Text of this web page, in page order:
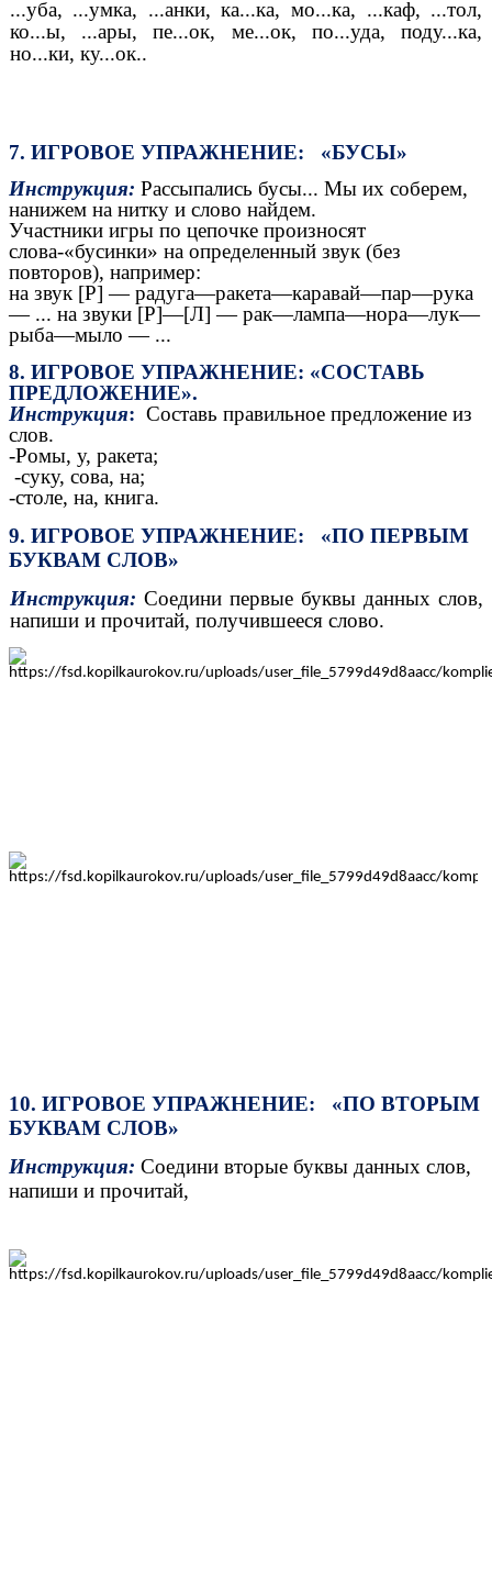
...уба, ...умка, ...анки, ка...ка, мо...ка, ...каф, ...тол,
ко...ы, ...ары, пе...ок, ме...ок, по...уда, поду...ка,
но...ки, ку...ок..
7. ИГРОВОЕ УПРАЖНЕНИЕ: «БУСЫ»
Инструкция: Рассыпались бусы... Мы их соберем,
нанижем на нитку и слово найдем.
Участники игры по цепочке произносят
слова-«бусинки» на определенный звук (без
повторов), например:
на звук [Р] — радуга—ракета—каравай—пар—рука
— ... на звуки [Р]—[Л] — рак—лампа—нора—лук—
рыба—мыло — ...
8. ИГРОВОЕ УПРАЖНЕНИЕ: «СОСТАВЬ
ПРЕДЛОЖЕНИЕ».
Инструкция: Составь правильное предложение из
слов.
-Ромы, у, ракета;
-суку, сова, на;
-столе, на, книга.
9. ИГРОВОЕ УПРАЖНЕНИЕ: «ПО ПЕРВЫМ
БУКВАМ СЛОВ»
Инструкция: Соедини первые буквы данных слов,
напиши и прочитай, получившееся слово.
10. ИГРОВОЕ УПРАЖНЕНИЕ: «ПО ВТОРЫМ
БУКВАМ СЛОВ»
Инструкция: Соедини вторые буквы данных слов,
напиши и прочитай,